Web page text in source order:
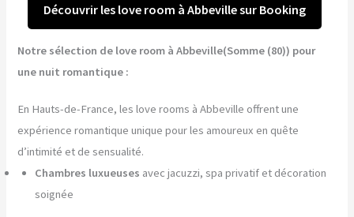
Découvrir les love room à Abbeville sur Booking
Notre sélection de love room à Abbeville(Somme (80)) pour
une nuit romantique :
En Hauts-de-France, les love rooms à Abbeville offrent une
expérience romantique unique pour les amoureux en quête
d’intimité et de sensualité.
Chambres luxueuses avec jacuzzi, spa privatif et décoration
soignée